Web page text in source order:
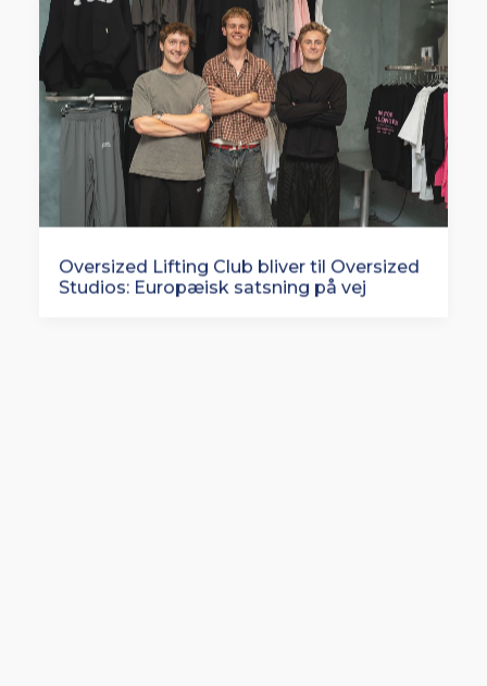
Oversized Lifting Club bliver til Oversized
Studios: Europæisk satsning på vej